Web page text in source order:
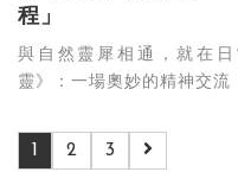
程」
與自然靈犀相通，就在
靈》：一場奧妙的精神交流
1 2 3